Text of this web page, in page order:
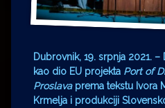
Dubrovnik, 19. srpnja 2021.
kao dio EU projekta Port of
Proslavaprema tekstu Ivora
Krmelja i produkciji